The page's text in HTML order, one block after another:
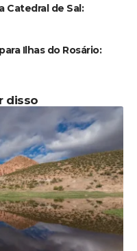
Catedral de Sal:
Ilhas do Rosário:
disso